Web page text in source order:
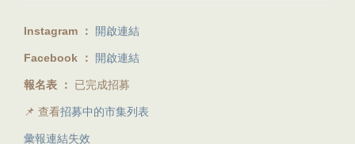
Instagram ： 開啟連結
Facebook ： 開啟連結
報名表 ： 已完成招募
📌 查看招募中的市集列表
彙報連結失效